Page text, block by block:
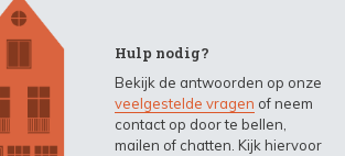
Hulp nodig?
Bekijk de antwoorden op onze
veelgestelde vragen of neem
contact op door te bellen,
mailen of chatten. Kijk hiervoor